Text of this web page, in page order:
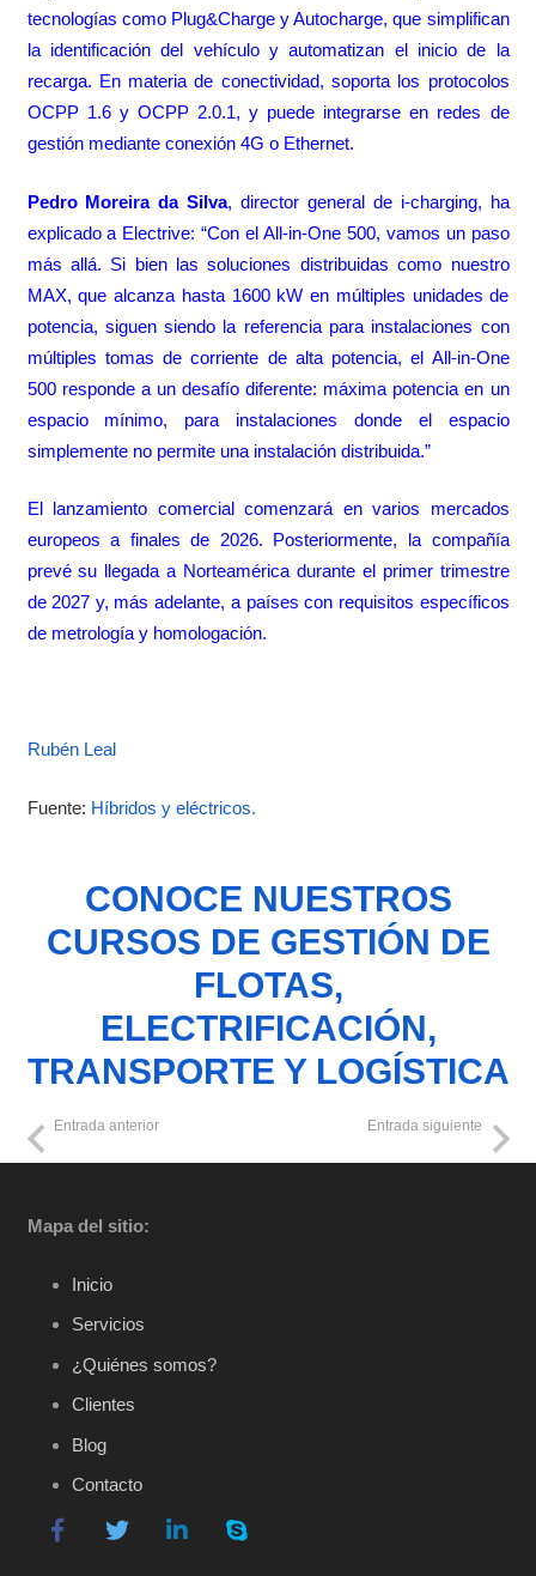
tecnologías como Plug&Charge y Autocharge, que simplifican
la identificación del vehículo y automatizan el inicio de la
recarga. En materia de conectividad, soporta los protocolos
OCPP 1.6 y OCPP 2.0.1, y puede integrarse en redes de
gestión mediante conexión 4G o Ethernet.
Pedro Moreira da Silva, director general de i-charging, ha
explicado a Electrive: “Con el All-in-One 500, vamos un paso
más allá. Si bien las soluciones distribuidas como nuestro
MAX, que alcanza hasta 1600 kW en múltiples unidades de
potencia, siguen siendo la referencia para instalaciones con
múltiples tomas de corriente de alta potencia, el All-in-One
500 responde a un desafío diferente: máxima potencia en un
espacio mínimo, para instalaciones donde el espacio
simplemente no permite una instalación distribuida.”
El lanzamiento comercial comenzará en varios mercados
europeos a finales de 2026. Posteriormente, la compañía
prevé su llegada a Norteamérica durante el primer trimestre
de 2027 y, más adelante, a países con requisitos específicos
de metrología y homologación.
Rubén Leal
Fuente: Híbridos y eléctricos.
CONOCE NUESTROS
CURSOS DE GESTIÓN DE
FLOTAS,
ELECTRIFICACIÓN,
TRANSPORTE Y LOGÍSTICA
Entrada anterior Entrada siguiente
Mapa del sitio:
Inicio
Servicios
¿Quiénes somos?
Clientes
Blog
Contacto